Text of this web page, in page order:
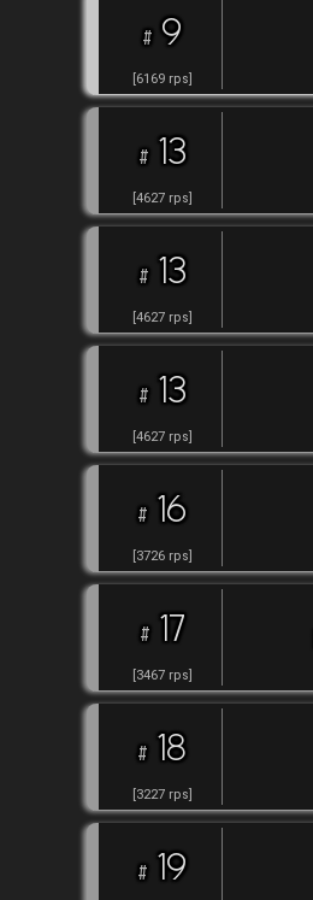
# 9
6169 rps
# 13
4627 rps
# 13
4627 rps
# 13
4627 rps
# 16
3726 rps
# 17
3467 rps
# 18
3227 rps
# 19